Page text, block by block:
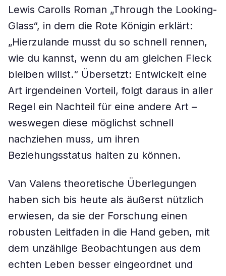
Lewis Carolls Roman „Through the Looking-
Glass“, in dem die Rote Königin erklärt:
„Hierzulande musst du so schnell rennen,
wie du kannst, wenn du am gleichen Fleck
bleiben willst.“ Übersetzt: Entwickelt eine
Art irgendeinen Vorteil, folgt daraus in aller
Regel ein Nachteil für eine andere Art –
weswegen diese möglichst schnell
nachziehen muss, um ihren
Beziehungsstatus halten zu können.
Van Valens theoretische Überlegungen
haben sich bis heute als äußerst nützlich
erwiesen, da sie der Forschung einen
robusten Leitfaden in die Hand geben, mit
dem unzählige Beobachtungen aus dem
echten Leben besser eingeordnet und